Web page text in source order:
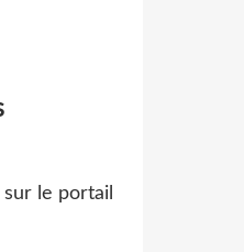
sur le portail